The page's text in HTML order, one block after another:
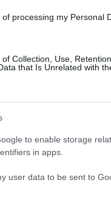
processing my Personal
Collection, Use,
that Is Unrelated with
to enable storage
in apps.
user data to be sent to